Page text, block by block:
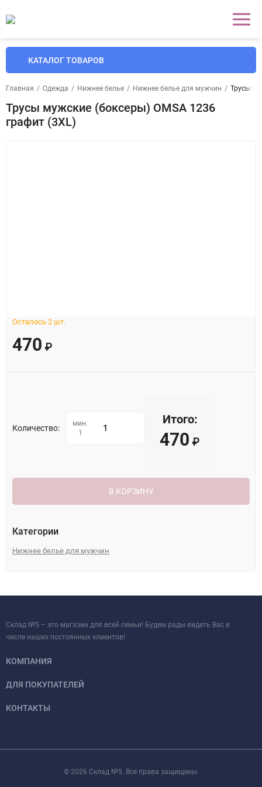
КАТАЛОГ ТОВАРОВ
Главная / Одежда / Нижнее белье / Нижнее белье для мужчин / Трусы
Трусы мужские (боксеры) OMSA 1236
графит (3XL)
Осталось 2 шт.
470 ₽
Количество:
мин.
1
Итого:
470 ₽
В КОРЗИНУ
Категории
Нижнее белье для мужчин
Склад №5 – это магазин для всей семьи! Будем рады видеть Вас в
числе наших постоянных клиентов!
КОМПАНИЯ
ДЛЯ ПОКУПАТЕЛЕЙ
КОНТАКТЫ
© 2026 Склад №5. Все права защищены.